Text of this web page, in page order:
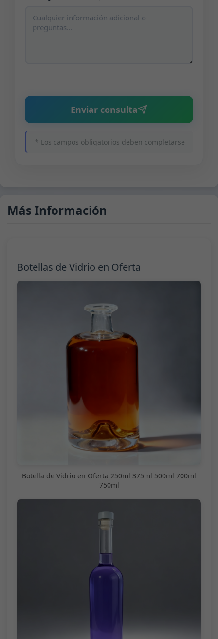
Enviar consulta
* Los campos obligatorios deben completarse
Más Información
Botellas de Vidrio en Oferta
Botella de Vidrio en Oferta 250ml 375ml 500ml 700ml
750ml